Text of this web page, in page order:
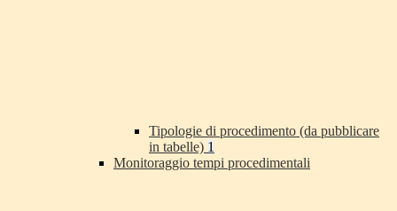
Tipologie di procedimento (da pubblicare
in tabelle) 1
Monitoraggio tempi procedimentali